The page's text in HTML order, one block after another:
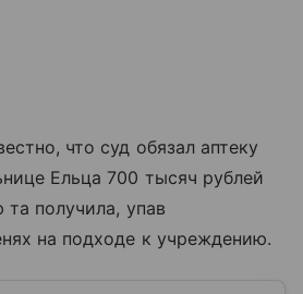
что суд обязал аптеку
Ельца 700 тысяч рублей
получила, упав
на подходе к учреждению.